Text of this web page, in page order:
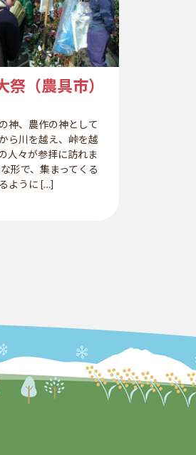
（農具市）
神、農作の神として
ら川を越え、峠を越
人々が参拝に訪れま
形で、集まってくる
ように […]